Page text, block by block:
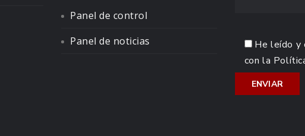
Panel de control
Panel de noticias
He leído y
con la